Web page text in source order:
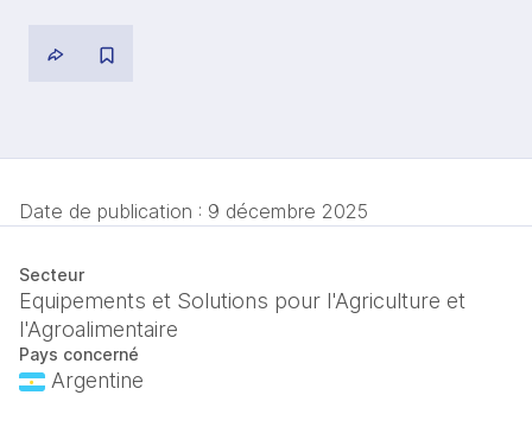
Date de publication : 9 décembre 2025
Secteur
Equipements et Solutions pour l'Agriculture et
l'Agroalimentaire
Pays concerné
Argentine